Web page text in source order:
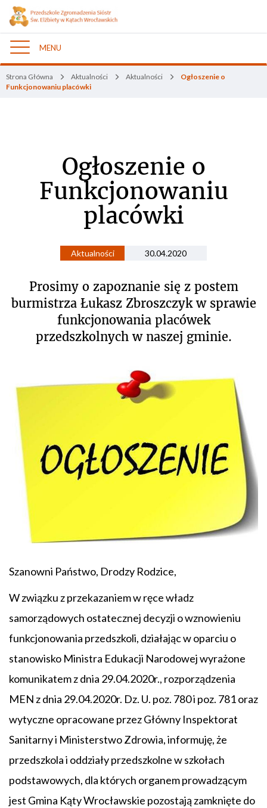
Nawigacja
MENU
Strona Główna Aktualności Aktualności
Ogłoszenie o
Funkcjonowaniu placówki
Ogłoszenie o
Funkcjonowaniu
placówki
Aktualności 30.04.2020
Prosimy o zapoznanie się z postem
burmistrza Łukasz Zbroszczyk w sprawie
funkcjonowania placówek
przedszkolnych w naszej gminie.
Szanowni Państwo, Drodzy Rodzice,
W związku z przekazaniem w ręce władz
samorządowych ostatecznej decyzji o wznowieniu
funkcjonowania przedszkoli, działając w oparciu o
stanowisko Ministra Edukacji Narodowej wyrażone
komunikatem z dnia 29.04.2020r., rozporządzenia
MEN z dnia 29.04.2020r. Dz. U. poz. 780 i poz. 781 oraz
wytyczne opracowane przez Główny Inspektorat
Sanitarny i Ministerstwo Zdrowia, informuję, że
przedszkola i oddziały przedszkolne w szkołach
podstawowych, dla których organem prowadzącym
jest Gmina Kąty Wrocławskie pozostają zamknięte do